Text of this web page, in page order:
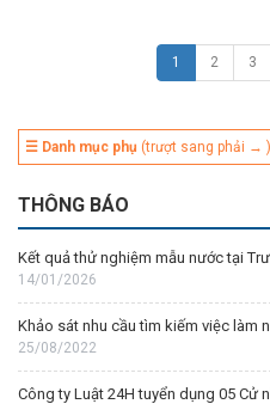
1 2 3
☰ Danh mục phụ (trượt sang phải → )
THÔNG BÁO
Kết quả thử nghiệm mẫu nước tại
14/01/2026
Khảo sát nhu cầu tìm kiếm việc làm
25/08/2022
Công ty Luật 24H tuyển dụng 05 Cử